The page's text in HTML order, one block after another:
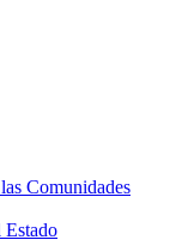
Comunidades
Estado